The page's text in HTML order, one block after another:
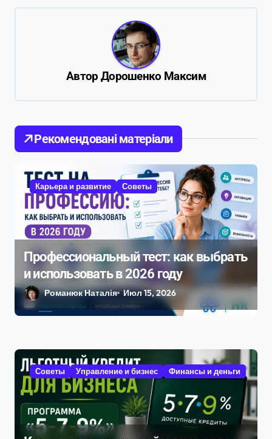
о
з
м
Автор Дорошенко Максим
Рекомендовані матеріали
Карьера и развитие Советы
Профессиональный тест: как выбрать
и использовать в 2026 году
Романюк Наталія Июл 15, 2026
Советы Управление и бизнес Финансы и деньги